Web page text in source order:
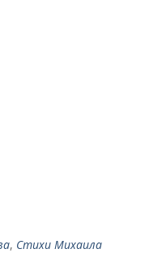
, Стихи Михаила